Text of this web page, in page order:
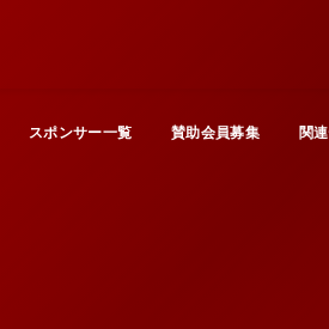
スポンサー一覧 賛助会員募集 関